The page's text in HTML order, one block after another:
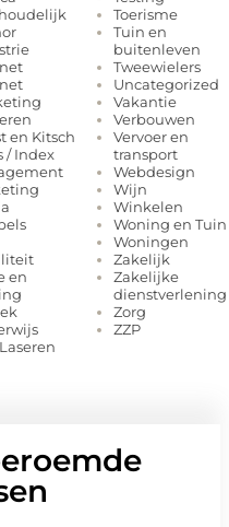
en Kitsch
/ Index
en
Toerisme
Tuin en
buitenleven
Tweewielers
Uncategorized
Vakantie
Verbouwen
Vervoer en
transport
Webdesign
Wijn
Winkelen
Woning en Tuin
Woningen
Zakelijk
Zakelijke
dienstverlening
Zorg
ZZP